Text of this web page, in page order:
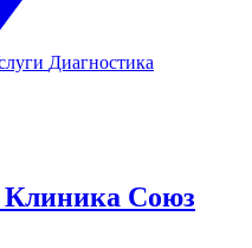
Диагностика
Союз